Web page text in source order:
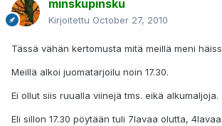
minskupinsku
Kirjoitettu October 27, 2010
Tässä vähän kertomusta mitä meillä meni
Meillä alkoi juomatarjoilu noin 17.30.
Ei ollut siis ruualla viinejä tms. eikä alkumaljoja.
Eli sillon 17.30 pöytään tuli 7lavaa olutta,